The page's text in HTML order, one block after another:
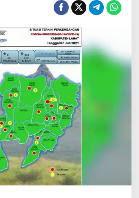
a
e
r
a
h
,
C
o
r
o
n
e
n
g
g